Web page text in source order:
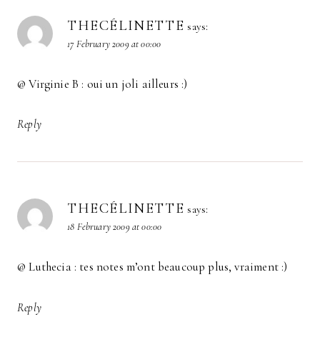
THECÉLINETTE says:
17 February 2009 at 00:00
@ Virginie B : oui un joli ailleurs :)
Reply
THECÉLINETTE says:
18 February 2009 at 00:00
@ Luthecia : tes notes m’ont beaucoup plus, vraiment :)
Reply